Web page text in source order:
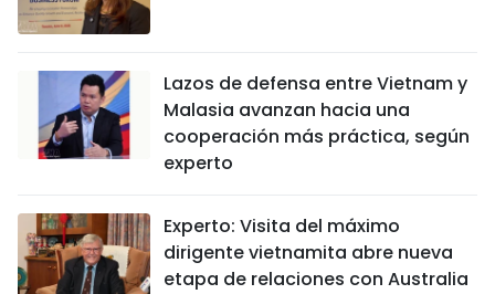
Lazos de defensa entre Vietnam y
Malasia avanzan hacia una
cooperación más práctica, según
experto
Experto: Visita del máximo
dirigente vietnamita abre nueva
etapa de relaciones con Australia